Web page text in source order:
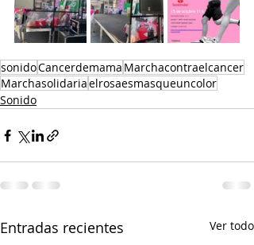
sonidoCancerdemama Marchacontraelcancer
Marchasolidariaelrosaesmasqueuncolor
Sonido
Entradas recientes Ver todo